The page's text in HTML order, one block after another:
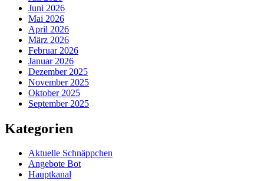
Juni 2026
Mai 2026
April 2026
März 2026
Februar 2026
Januar 2026
Dezember 2025
November 2025
Oktober 2025
September 2025
Kategorien
Aktuelle Schnäppchen
Angebote Bot
Hauptkanal